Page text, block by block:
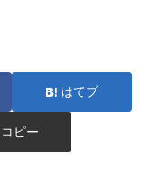
はてブ
コピー